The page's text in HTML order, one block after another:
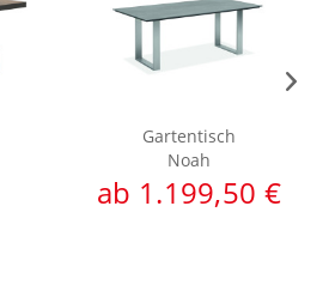
Gartentisch
Noah
ab 1.199,50 €